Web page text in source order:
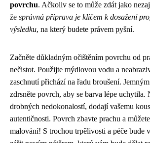
povrchu. Ačkoliv se to může zdát jako
že správná příprava je klíčem k dosažení
výsledku, na který budete právem pyšní.
Začněte důkladným očištěním povrchu od
nečistot. Použijte mýdlovou vodu a
zaschnutí přichází na řadu broušení.
zdrsněte povrch, aby se barva lépe uchytila.
drobných nedokonalostí, dodají vašemu
autentičnosti. Povrch zbavte prachu a
malování! S trochou trpělivosti a péče bude